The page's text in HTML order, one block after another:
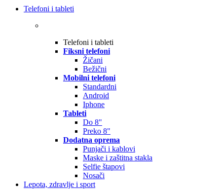
Telefoni i tableti
Telefoni i tableti
Fiksni telefoni
Žičani
Bežični
Mobilni telefoni
Standardni
Android
Iphone
Tableti
Do 8"
Preko 8"
Dodatna oprema
Punjači i kablovi
Maske i zaštitna stakla
Selfie štapovi
Nosači
Lepota, zdravlje i sport